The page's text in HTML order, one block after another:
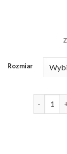
Rozmiar